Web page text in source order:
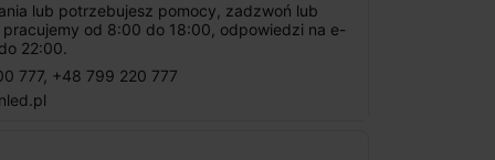
lub potrzebujesz pomocy, zadzwoń lub
pracujemy od 8:00 do 18:00, odpowiedzi na e-
22:00.
777, +48 799 220 777